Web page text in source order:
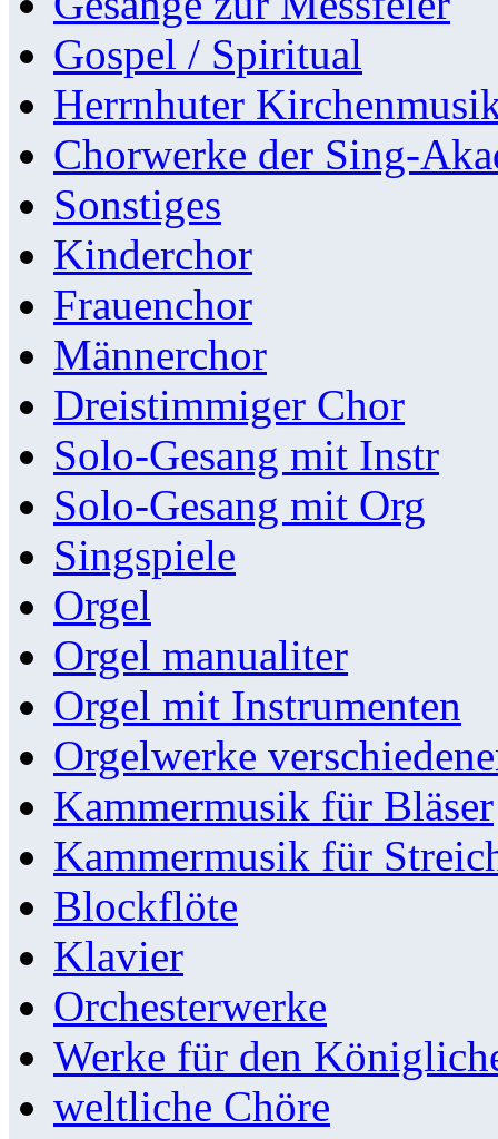
Gospel / Spiritual
Herrnhuter
Chorwerke der Sing-
Sonstiges
Kinderchor
Frauenchor
Männerchor
Dreistimmiger Chor
Solo-Gesang mit Instr
Solo-Gesang mit Org
Singspiele
Orgel
Orgel manualiter
Orgel mit Instrumenten
Orgelwerke
Kammermusik für Bläser
Kammermusik für
Blockflöte
Klavier
Orchesterwerke
Werke für den
weltliche Chöre